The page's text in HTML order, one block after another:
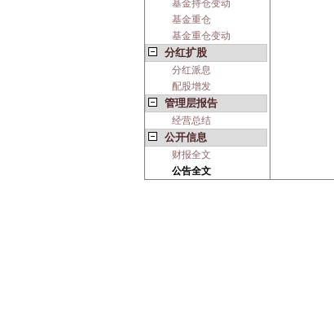
基金持仓变动
基金重仓
基金重仓变动
分红扩股
分红派息
配股增发
管理层报告
经营总结
公开信息
财报全文
公告全文